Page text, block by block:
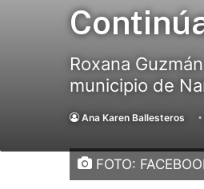
Roxana
municipio de
Ana Karen Ballesteros
FOTO: